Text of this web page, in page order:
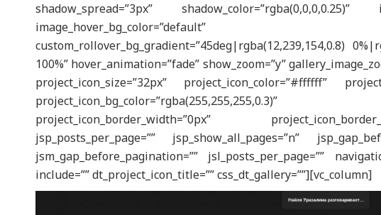
shadow_spread=”3px” shadow_color=”rgba(0,0,0,0.25)”
image_hover_bg_color=”default”
custom_rollover_bg_gradient=”45deg|rgba(12,239,154,0.8)
100%” hover_animation=”fade” show_zoom=”y”
project_icon_size=”32px” project_icon_color=”#ffffff”
project_icon_bg_color=”rgba(255,255,255,0.3)”
project_icon_border_width=”0px”
jsp_posts_per_page=”” jsp_show_all_pages=”n”
jsm_gap_before_pagination=”” jsl_posts_per_page=””
include=”” dt_project_icon_title=”” css_dt_gallery=””][vc_column]